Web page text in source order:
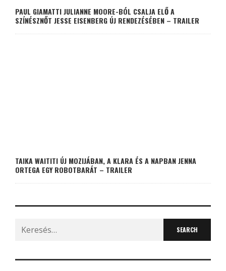
PAUL GIAMATTI JULIANNE MOORE-BÓL CSALJA ELŐ A
SZÍNÉSZNŐT JESSE EISENBERG ÚJ RENDEZÉSÉBEN – TRAILER
TAIKA WAITITI ÚJ MOZIJÁBAN, A KLARA ÉS A NAPBAN JENNA
ORTEGA EGY ROBOTBARÁT – TRAILER
Search
for: